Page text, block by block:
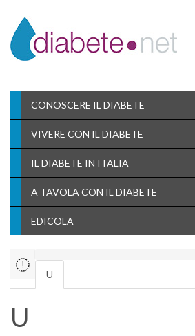
CONOSCERE IL DIABETE
VIVERE CON IL DIABETE
IL DIABETE IN ITALIA
A TAVOLA CON IL DIABETE
EDICOLA
U
U